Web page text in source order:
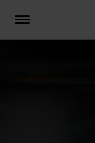
Zum
Hauptinhalt